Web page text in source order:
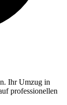
Ihr Umzug in
professionellen